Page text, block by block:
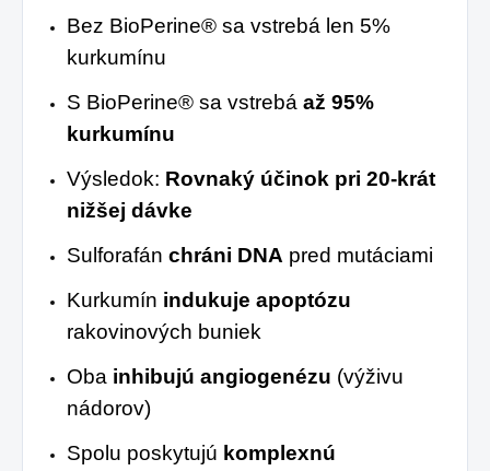
Bez BioPerine® sa vstrebá len 5%
kurkumínu
S BioPerine® sa vstrebá až 95%
kurkumínu
Výsledok: Rovnaký účinok pri 20-krát
nižšej dávke
Sulforafán chráni DNA pred mutáciami
Kurkumín indukuje apoptózu
rakovinových buniek
Oba inhibujú angiogenézu (výživu
nádorov)
Spolu poskytujú komplexnú